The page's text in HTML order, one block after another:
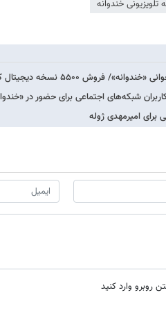
خندوانه
فروش ۵۵۰۰ نسخه دیجیتال کتاب
شبکه‌های اجتماعی برای حضور در
برای امیرمهدی ژوله
روبرو وارد کنید